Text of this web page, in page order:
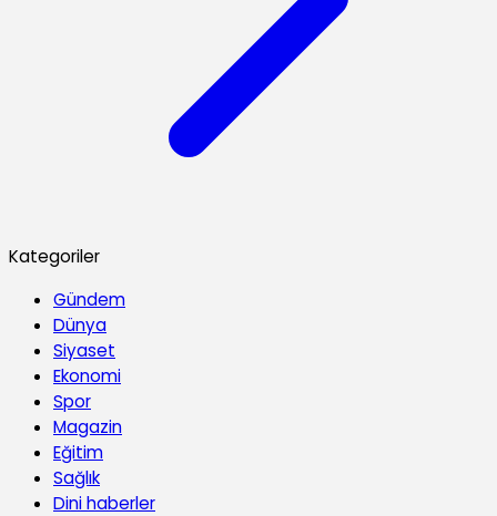
Kategoriler
Gündem
Dünya
Siyaset
Ekonomi
Spor
Magazin
Eğitim
Sağlık
Dini haberler